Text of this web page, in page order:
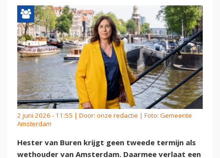
2 juni 2026 - 11:55 | Door: onze redactie | Foto: Gemeente
Amsterdam
Hester van Buren krijgt geen tweede termijn als
wethouder van Amsterdam. Daarmee verlaat een